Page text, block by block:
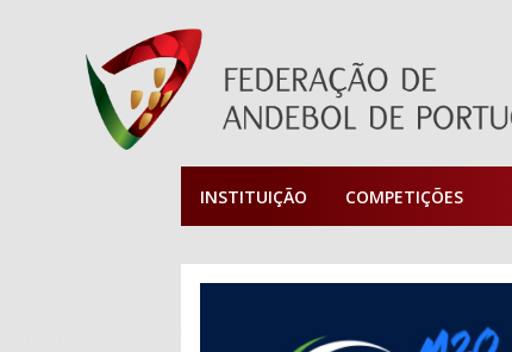
INSTITUIÇÃO COMPETIÇÕES